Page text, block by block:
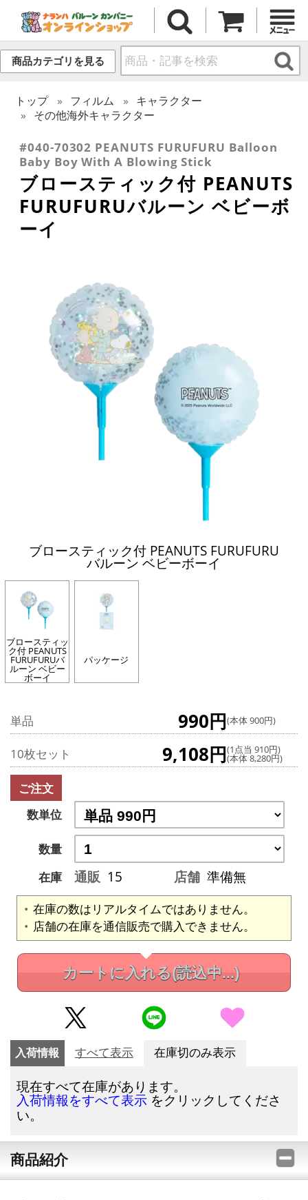
商品カテゴリを見る
トップ フィルム
キャラクター
その他海外キャラクター
#040-70302 PEANUTS FURUFURU Balloon
Baby Boy With A Blowing Stick
ブロースティック付 PEANUTS
FURUFURUバルーン ベビーボ
ーイ
ブロースティック付 PEANUTS FURUFURU
バルーン ベビーボーイ
ブロースティッ
ク付 PEANUTS
FURUFURUバ
ルーン ベビー
ボーイ
パッケージ
単品 990円(本体 900円)
10枚セット 9,108円(1点当 910円)
(本体 8,280円)
ご注文
数単位
数量
在庫
通販 15 店舗 準備無
在庫の数はリアルタイムではありません。
店舗の在庫を通信販売で購入できません。
カートに入れる(読込中...)
入荷情報 すべて表示 在庫切のみ表示
現在すべて在庫があります。
入荷情報をすべて表示 をクリックしてくださ
い。
商品紹介